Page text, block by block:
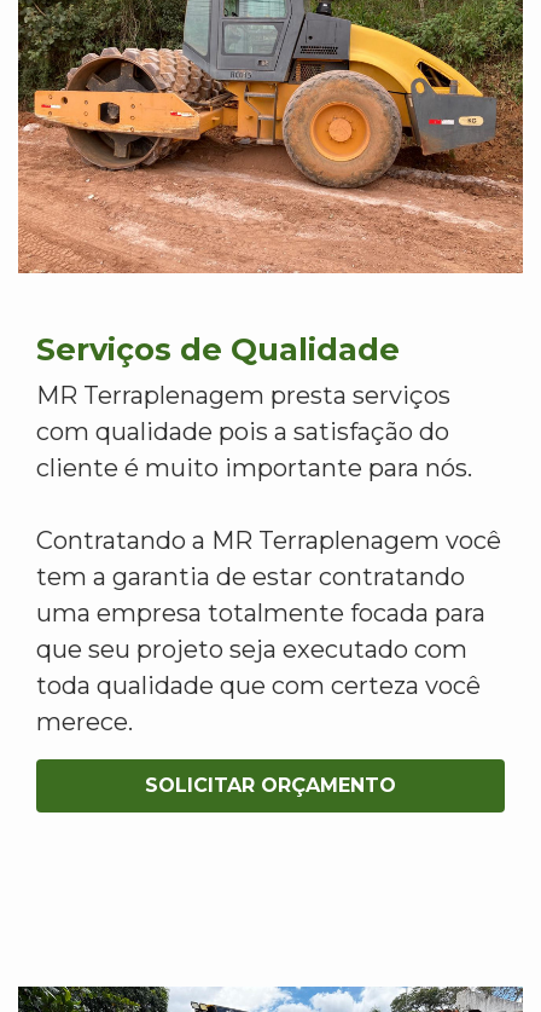
Serviços de Qualidade
MR Terraplenagem presta serviços
com qualidade pois a satisfação do
cliente é muito importante para nós.
Contratando a MR Terraplenagem você
tem a garantia de estar contratando
uma empresa totalmente focada para
que seu projeto seja executado com
toda qualidade que com certeza você
merece.
SOLICITAR ORÇAMENTO